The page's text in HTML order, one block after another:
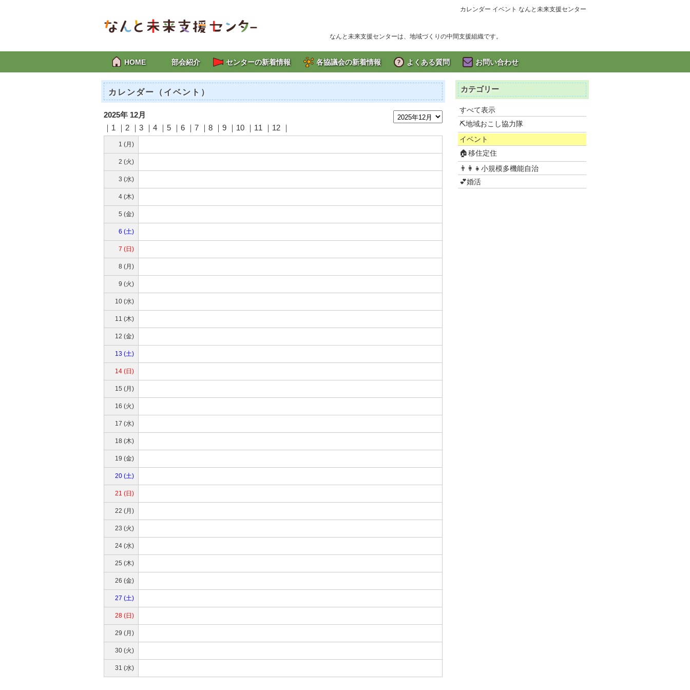
カレンダー イベント なんと未来支援センター
なんと未来支援センターは、地域づくりの中間支援組織です。
HOME 部会紹介 センターの新着情報 各協議会の新着情報 よくある質問 お問い合わせ
カレンダー（イベント）
2025年 12月
｜1 ｜2 ｜3 ｜ 4 5 6 7 ｜8 ｜9 ｜10 ｜11 ｜12 ｜
1 (月)
2 (火)
3 (水)
4 (木)
5 (金)
6 (土)
7 (日)
8 (月)
9 (火)
10 (水)
11 (木)
12 (金)
13 (土)
14 (日)
15 (月)
16 (火)
17 (水)
18 (木)
19 (金)
20 (土)
21 (日)
22 (月)
23 (火)
24 (水)
25 (木)
26 (金)
27 (土)
28 (日)
29 (月)
30 (火)
31 (水)
カテゴリー
すべて表示
⛏地域おこし協力隊
イベント
🏠移住定住
👨‍👩‍👧小規模多機能自治
💕婚活